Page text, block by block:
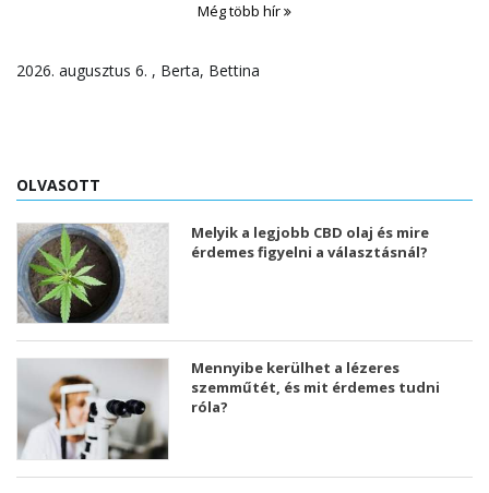
Még több hír
2026. augusztus 6. , Berta, Bettina
OLVASOTT
Melyik a legjobb CBD olaj és mire
érdemes figyelni a választásnál?
Mennyibe kerülhet a lézeres
szemműtét, és mit érdemes tudni
róla?